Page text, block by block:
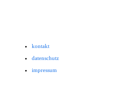
kontakt
datenschutz
impressum